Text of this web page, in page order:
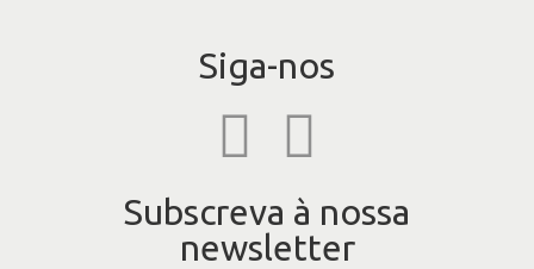
Siga-nos
Subscreva à nossa
newsletter